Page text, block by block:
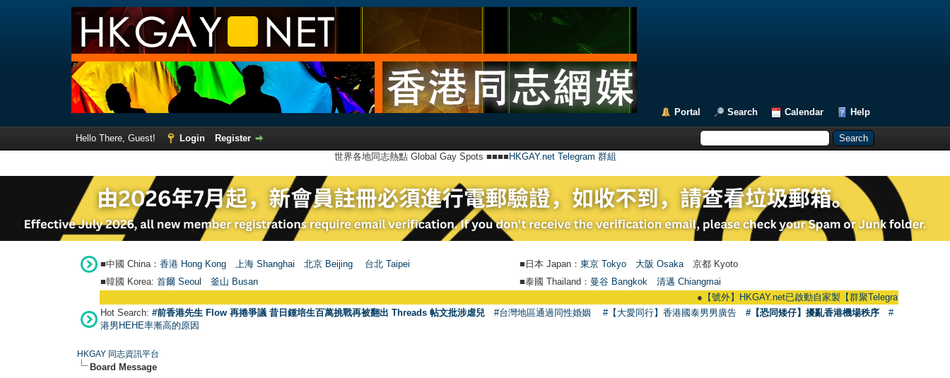
Portal Search Calendar Help
Hello There, Guest! Login
Register
世界各地同志熱點 Global Gay Spots ■■■■ HKGAY.net Telegram 群組
■中國 China： 香港 Hong Kong 上海 Shanghai 北京 Beijing 台北 Taipei ■日本 Japan： 東京 Tokyo 大阪 Osaka 京都 Kyoto
■韓國 Korea: 首爾 Seou 釜山 Busan ■泰國 Thailand： 曼谷 Bangkok
清邁 Chiangmai
【號外】HKGAY.net已啟動自家製【群聚Telegram群組】
Hot Search: #前香港先生 Flow 再捲爭議 昔日鍾培生百萬挑戰再被翻出 Threads 帖文批涉虐兒 #台灣地區通過同性婚姻 #【大愛同行】香港國泰男男廣告 #【恐同矮仔】擾亂香港機場秩序
#
港男HEHE率漸高的原因
HKGAY 同志資訊平台
Board Message